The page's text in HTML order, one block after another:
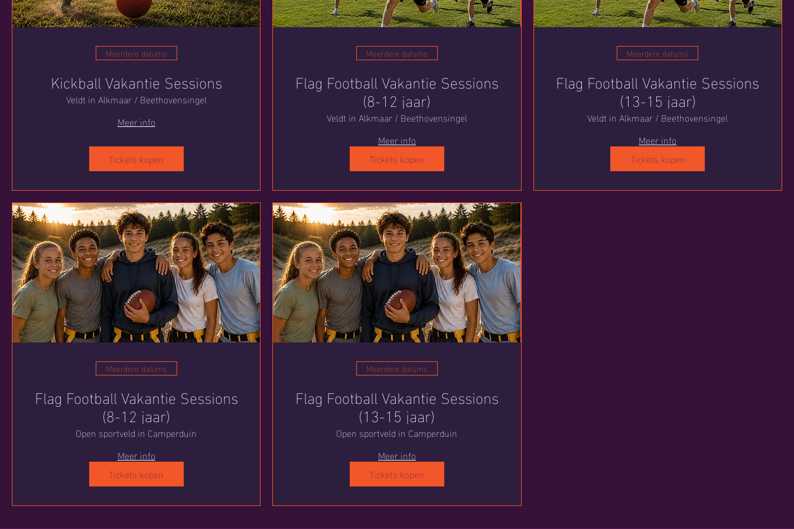
Meerdere datums
Kickball Vakantie Sessions
Veldt in Alkmaar / Beethovensingel
Meer info
Tickets kopen
Meerdere datums
Flag Football Vakantie Sessions
(8-12 jaar)
Veldt in Alkmaar / Beethovensingel
Meer info
Tickets kopen
Meerdere datums
Flag Football Vakantie Sessions
(13-15 jaar)
Veldt in Alkmaar / Beethovensingel
Meer info
Tickets kopen
Meerdere datums
Flag Football Vakantie Sessions
(8-12 jaar)
Open sportveld in Camperduin
Meer info
Tickets kopen
Meerdere datums
Flag Football Vakantie Sessions
(13-15 jaar)
Open sportveld in Camperduin
Meer info
Tickets kopen